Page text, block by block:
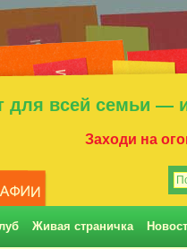
для всей семьи —
Заходи на
Живая страничка